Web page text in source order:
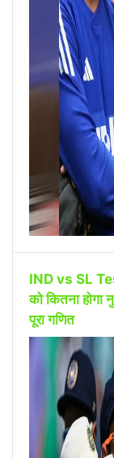
IND vs SL
को कितना
पूरा गणित